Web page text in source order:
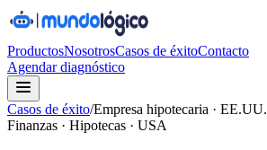
ProductosNosotrosCasos de éxitoContacto
Agendar diagnóstico
Casos de éxito/Empresa hipotecaria · EE.UU.
Finanzas · Hipotecas · USA